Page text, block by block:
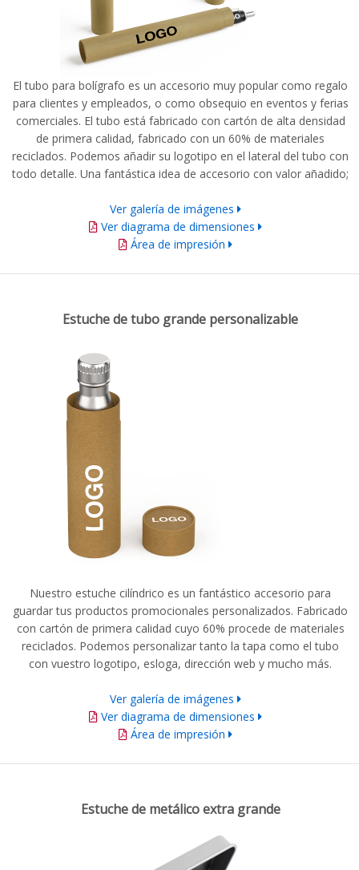
El tubo para bolígrafo es un accesorio muy popular como regalo
para clientes y empleados, o como obsequio en eventos y ferias
comerciales. El tubo está fabricado con cartón de alta densidad
de primera calidad, fabricado con un 60% de materiales
reciclados. Podemos añadir su logotipo en el lateral del tubo con
todo detalle. Una fantástica idea de accesorio con valor añadido;
Ver galería de imágenes
Ver diagrama de dimensiones
Área de impresión
Estuche de tubo grande personalizable
Nuestro estuche cilíndrico es un fantástico accesorio para
guardar tus productos promocionales personalizados. Fabricado
con cartón de primera calidad cuyo 60% procede de materiales
reciclados. Podemos personalizar tanto la tapa como el tubo
con vuestro logotipo, esloga, dirección web y mucho más.
Ver galería de imágenes
Ver diagrama de dimensiones
Área de impresión
Estuche de metálico extra grande